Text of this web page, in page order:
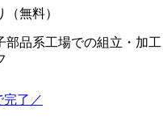
（無料）
部品系工場での組立・加
完了／